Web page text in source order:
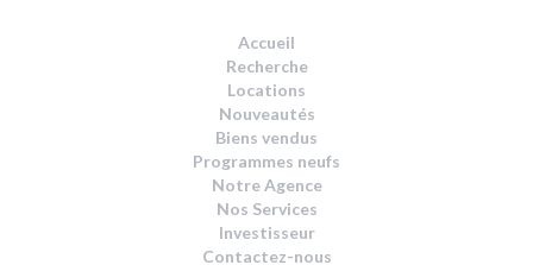
Accueil
Recherche
Locations
Nouveautés
Biens vendus
Programmes neufs
Notre Agence
Nos Services
Investisseur
Contactez-nous